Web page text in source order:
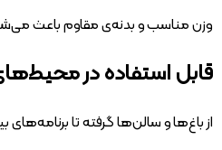
وزن مناسب و بدنه‌ی مقاوم باعث
قابل استفاده در
از باغ‌ها و سالن‌ها گرفته تا برنامه‌های